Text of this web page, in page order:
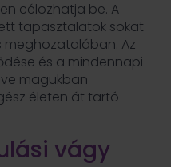
célozhatja be. A
tapasztalatok sokat
Az
és a mindennapi
magukban
életen át tartó
vágy